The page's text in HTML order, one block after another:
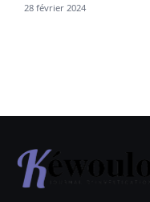
28 février 2024